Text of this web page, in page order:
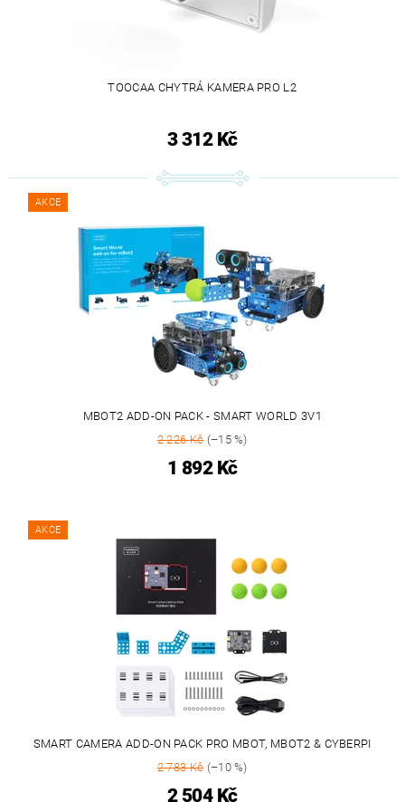
TOOCAA CHYTRÁ KAMERA PRO L2
3 312 Kč
AKCE
MBOT2 ADD-ON PACK - SMART WORLD 3V1
2 226 Kč(–15 %)
1 892 Kč
AKCE
SMART CAMERA ADD-ON PACK PRO MBOT, MBOT2 & CYBERPI
2 783 Kč(–10 %)
2 504 Kč